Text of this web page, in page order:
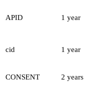
APID 1 year
cid 1 year
CONSENT 2 years